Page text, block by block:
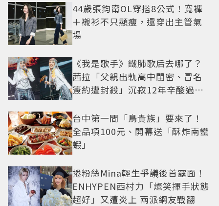
44歲張鈞甯OL穿搭8公式！寬褲
＋襯衫不只顯瘦，還穿出主管氣
場
《我是歌手》鐵肺歌后去哪了？
茜拉「父親出軌高中閨密、冒名
簽約遭封殺」沉寂12年辛酸過往
台中第一間「鳥貴族」要來了！
全品項100元、開幕送「酥炸南蠻
蝦」
捲粉絲Mina輕生爭議後首露面！
ENHYPEN西村力「燦笑揮手狀態
超好」又遭炎上 兩派網友戰翻